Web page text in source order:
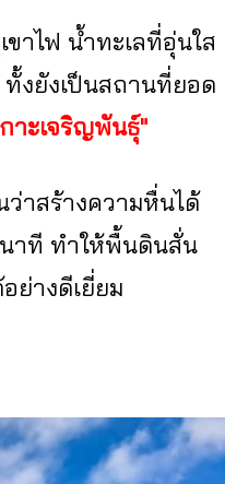
าไฟ น้ำทะเลที่อุ่นใส
งยังเป็นสถานที่ยอด
าะเจริญพันธุ์"
ว่าสร้างความหื่นได้
นาที ทำให้พื้นดินสั่น
ย่างดีเยี่ยม